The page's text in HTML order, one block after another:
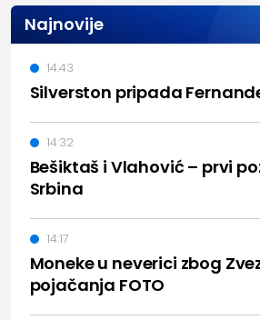
Najnovije
Silverston pripada
14:43
Bešiktaš i Vlahović – prvi
Srbina
14:32
Moneke u neverici zbog
pojačanja FOTO
14:17